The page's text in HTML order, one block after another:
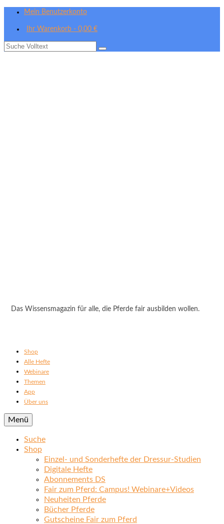
Mein Benutzerkonto
Ihr Warenkorb - 0,00 €
Suche
Das Wissensmagazin für alle, die Pferde fair ausbilden wollen.
Shop
Alle Hefte
Webinare
Themen
App
Über uns
Menü
Suche
Shop
Einzel- und Sonderhefte der Dressur-Studien
Digitale Hefte
Abonnements DS
Fair zum Pferd: Campus! Webinare+Videos
Neuheiten Pferde
Bücher Pferde
Gutscheine Fair zum Pferd